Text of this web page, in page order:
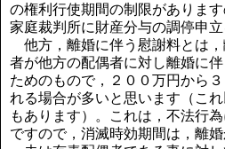
の権利行使期間の制限がありま
家庭裁判所に財産分与の調停申立
他方，離婚に伴う慰謝料とは
者が他方の配偶者に対し離婚に
ためのもので，２００万円から
れる場合が多いと思います（こ
もあります）。これは，不法行
ですので，消滅時効期間は，離婚